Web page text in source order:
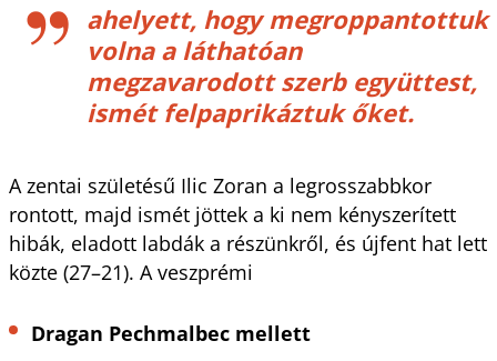
ahelyett, hogy megroppantottuk
volna a láthatóan
megzavarodott szerb együttest,
ismét felpaprikáztuk őket.
A zentai születésű Ilic Zoran a legrosszabbkor
rontott, majd ismét jöttek a ki nem kényszerített
hibák, eladott labdák a részünkről, és újfent hat lett
közte (27–21). A veszprémi
Dragan Pechmalbec mellett